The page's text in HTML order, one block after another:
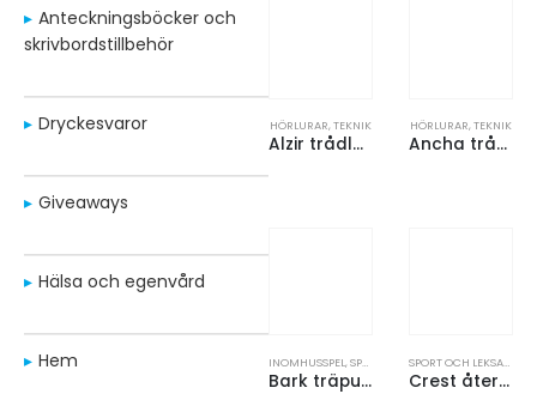
Anteckningsböcker och
skrivbordstillbehör
Dryckesvaror
Giveaways
Hälsa och egenvård
Hem
HÖRLURAR,TEKNIK
Alzir trådlösa Bluetooth®-hörlurar av återvunnen plast
HÖRLURAR,TEKNIK
Ancha trådlösa Bluetooth®-hörlurar av återvunnen plast
INOMHUSSPEL,SPORT OCH LEKSAKER
Bark träpussel
SPORT OCH LEKSAKER
Crest återvunnen frisbee